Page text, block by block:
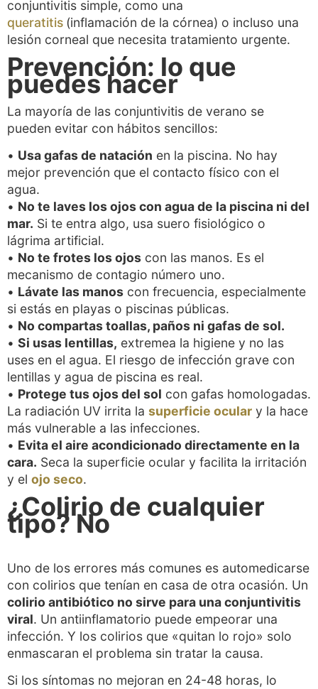
conjuntivitis simple, como una
queratitis (inflamación de la córnea) o incluso una
lesión corneal que necesita tratamiento urgente.
Prevención: lo que
puedes hacer
La mayoría de las conjuntivitis de verano se
pueden evitar con hábitos sencillos:
• Usa gafas de natación en la piscina. No hay
mejor prevención que el contacto físico con el
agua.
• No te laves los ojos con agua de la piscina ni del
mar. Si te entra algo, usa suero fisiológico o
lágrima artificial.
• No te frotes los ojos con las manos. Es el
mecanismo de contagio número uno.
• Lávate las manos con frecuencia, especialmente
si estás en playas o piscinas públicas.
• No compartas toallas, paños ni gafas de sol.
• Si usas lentillas, extremea la higiene y no las
uses en el agua. El riesgo de infección grave con
lentillas y agua de piscina es real.
• Protege tus ojos del sol con gafas homologadas.
La radiación UV irrita la superficie ocular y la hace
más vulnerable a las infecciones.
• Evita el aire acondicionado directamente en la
cara. Seca la superficie ocular y facilita la irritación
y el ojo seco.
¿Colirio de cualquier
tipo? No
Uno de los errores más comunes es automedicarse
con colirios que tenían en casa de otra ocasión. Un
colirio antibiótico no sirve para una conjuntivitis
viral. Un antiinflamatorio puede empeorar una
infección. Y los colirios que «quitan lo rojo» solo
enmascaran el problema sin tratar la causa.
Si los síntomas no mejoran en 24-48 horas, lo